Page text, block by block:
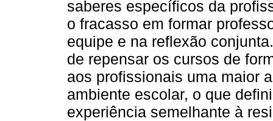
saberes específicos da
o fracasso em formar
equipe e na reflexão
de repensar os cursos de
aos profissionais uma maior
ambiente escolar, o que
experiência semelhante à